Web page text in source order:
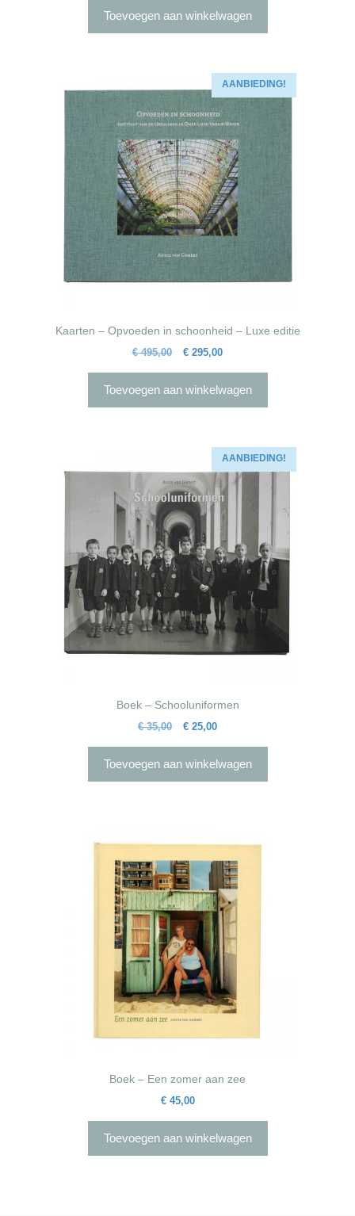
was:
is:
€ 25,00.
Toevoegen aan winkelwagen
AANBIEDING!
Kaarten – Opvoeden in schoonheid – Luxe editie
€495,00
Oorspronkelijke
was:
€ 295,00Huidige
€ 295,00.
Toevoegen aan winkelwagen
AANBIEDING!
Boek – Schooluniformen
€35,00
Oorspronkelijke
was:
€ 25,00Huidige
is:
€ 25,00.
Toevoegen aan winkelwagen
Boek – Een zomer aan zee
€45,00
Toevoegen aan winkelwagen